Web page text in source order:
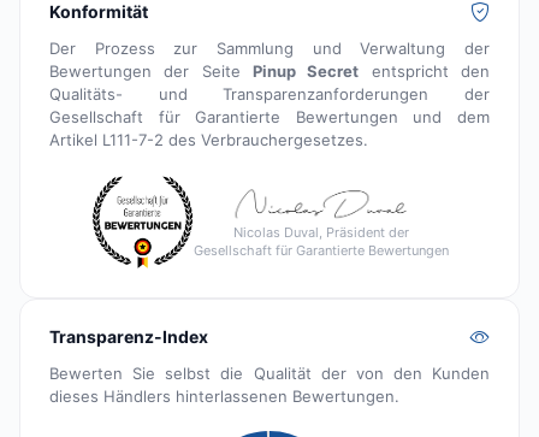
Konformität
Der Prozess zur Sammlung und Verwaltung der
Bewertungen der Seite Pinup Secret entspricht den
Qualitäts- und Transparenzanforderungen der
Gesellschaft für Garantierte Bewertungen und dem
Artikel L111-7-2 des Verbrauchergesetzes.
Nicolas Duval, Präsident der
Gesellschaft für Garantierte Bewertungen
Transparenz-Index
Bewerten Sie selbst die Qualität der von den Kunden
dieses Händlers hinterlassenen Bewertungen.